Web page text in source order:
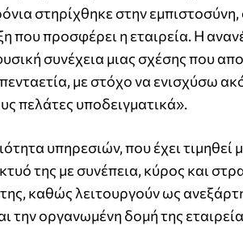
στηρίχθηκε στην εμπιστοσύνη,
που προσφέρει η εταιρεία. Η
συνέχεια μιας σχέσης που
με στόχο να ενισχύσω
πελάτες υποδειγματικά».
υπηρεσιών, που έχει τιμηθεί
της με συνέπεια, κύρος και
καθώς λειτουργούν ως
την οργανωμένη δομή της